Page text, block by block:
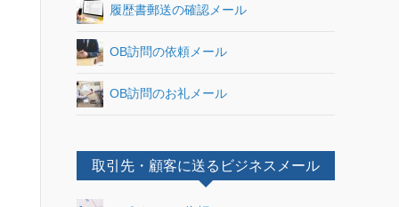
履歴書郵送の確認メール
OB訪問の依頼メール
OB訪問のお礼メール
取引先・顧客に送るビジネスメール